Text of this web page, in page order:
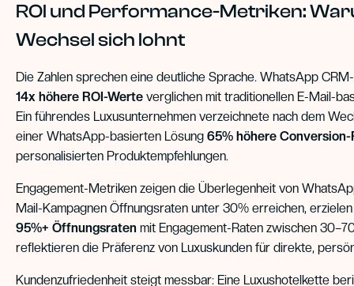
ROI und Performance-Metriken:
Wechsel sich lohnt
Die Zahlen sprechen eine deutliche Sprache. WhatsApp
14x höhere ROI-Werte verglichen mit traditionellen E-Mail-
Ein führendes Luxusunternehmen verzeichnete nach dem
einer WhatsApp-basierten Lösung 65% höhere Conversion-
personalisierten Produktempfehlungen.
Engagement-Metriken zeigen die Überlegenheit von
Mail-Kampagnen Öffnungsraten unter 30% erreichen,
95%+ Öffnungsraten mit Engagement-Raten zwischen
reflektieren die Präferenz von Luxuskunden für direkte,
Kundenzufriedenheit steigt messbar: Eine Luxushotelkette